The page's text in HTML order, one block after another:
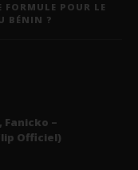
POUR LE
BÉNIN ?
Fanicko –
Officiel)